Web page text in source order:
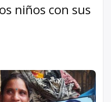
niños con sus